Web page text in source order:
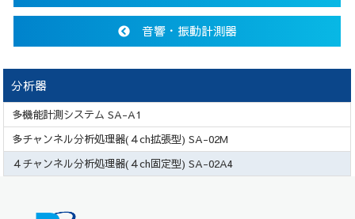
音響・振動計測器
分析器
多機能計測システム SA-A1
多チャンネル分析処理器(４ch拡張型) SA-02M
４チャンネル分析処理器(４ch固定型) SA-02A4